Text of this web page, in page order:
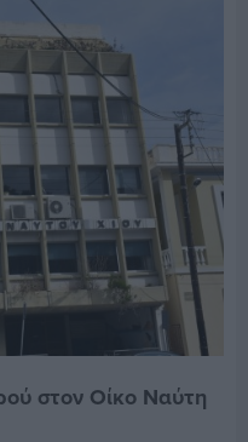
στον Οίκο Ναύτη